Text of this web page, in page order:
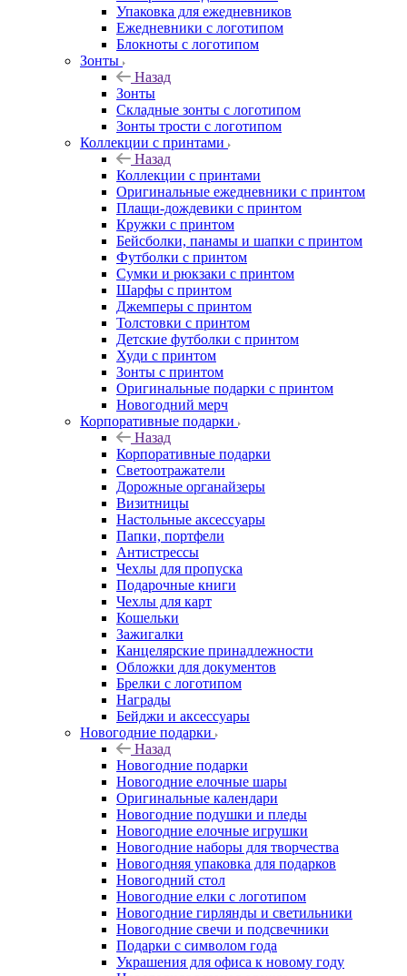
Упаковка для ежедневников
Ежедневники с логотипом
Блокноты с логотипом
Зонты
Назад
Зонты
Складные зонты с логотипом
Зонты трости с логотипом
Коллекции с принтами
Назад
Коллекции с принтами
Оригинальные ежедневники с принтом
Плащи-дождевики с принтом
Кружки с принтом
Бейсболки, панамы и шапки с принтом
Футболки с принтом
Сумки и рюкзаки с принтом
Шарфы с принтом
Джемперы с принтом
Толстовки с принтом
Детские футболки с принтом
Худи с принтом
Зонты с принтом
Оригинальные подарки с принтом
Новогодний мерч
Корпоративные подарки
Назад
Корпоративные подарки
Светоотражатели
Дорожные органайзеры
Визитницы
Настольные аксессуары
Папки, портфели
Антистрессы
Чехлы для пропуска
Подарочные книги
Чехлы для карт
Кошельки
Зажигалки
Канцелярские принадлежности
Обложки для документов
Брелки с логотипом
Награды
Бейджи и аксессуары
Новогодние подарки
Назад
Новогодние подарки
Новогодние елочные шары
Оригинальные календари
Новогодние подушки и пледы
Новогодние елочные игрушки
Новогодние наборы для творчества
Новогодняя упаковка для подарков
Новогодний стол
Новогодние елки с логотипом
Новогодние гирлянды и светильники
Новогодние свечи и подсвечники
Подарки с символом года
Украшения для офиса к новому году